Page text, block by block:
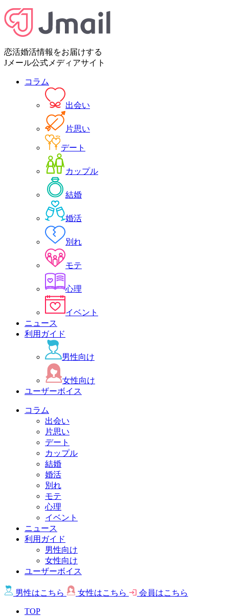
恋活婚活情報をお届けする
Jメール公式メディアサイト
コラム
出会い
片思い
デート
カップル
結婚
婚活
別れ
モテ
心理
イベント
ニュース
利用ガイド
男性向け
女性向け
ユーザーボイス
コラム
出会い
片思い
デート
カップル
結婚
婚活
別れ
モテ
心理
イベント
ニュース
利用ガイド
男性向け
女性向け
ユーザーボイス
男性はこちら 女性はこちら 会員はこちら
TOP